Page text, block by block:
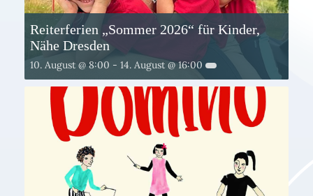
Reiterferien „Sommer 2026“ für Kinder,
Nähe Dresden
10. August @ 8:00 - 14. August @ 16:00